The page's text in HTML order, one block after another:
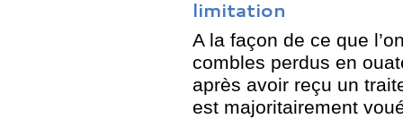
limitation
A la façon de ce que
combles perdus en
après avoir reçu un
est majoritairement